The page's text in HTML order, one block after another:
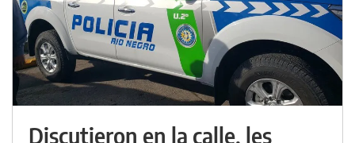
Discutieron en la calle, les